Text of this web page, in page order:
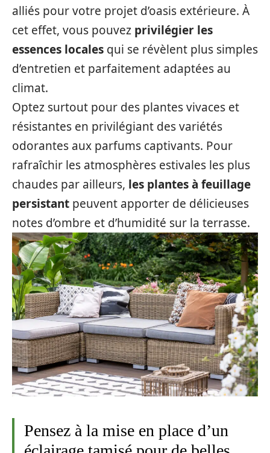
alliés pour votre projet d’oasis extérieure. À
cet effet, vous pouvez privilégier les
essences locales qui se révèlent plus simples
d’entretien et parfaitement adaptées au
climat.
Optez surtout pour des plantes vivaces et
résistantes en privilégiant des variétés
odorantes aux parfums captivants. Pour
rafraîchir les atmosphères estivales les plus
chaudes par ailleurs, les plantes à feuillage
persistant peuvent apporter de délicieuses
notes d’ombre et d’humidité sur la terrasse.
Pensez à la mise en place d’un